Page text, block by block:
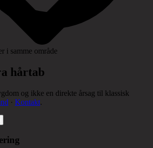
i samme område
hårtab
og ikke en direkte årsag til klassisk
· Kontakt.